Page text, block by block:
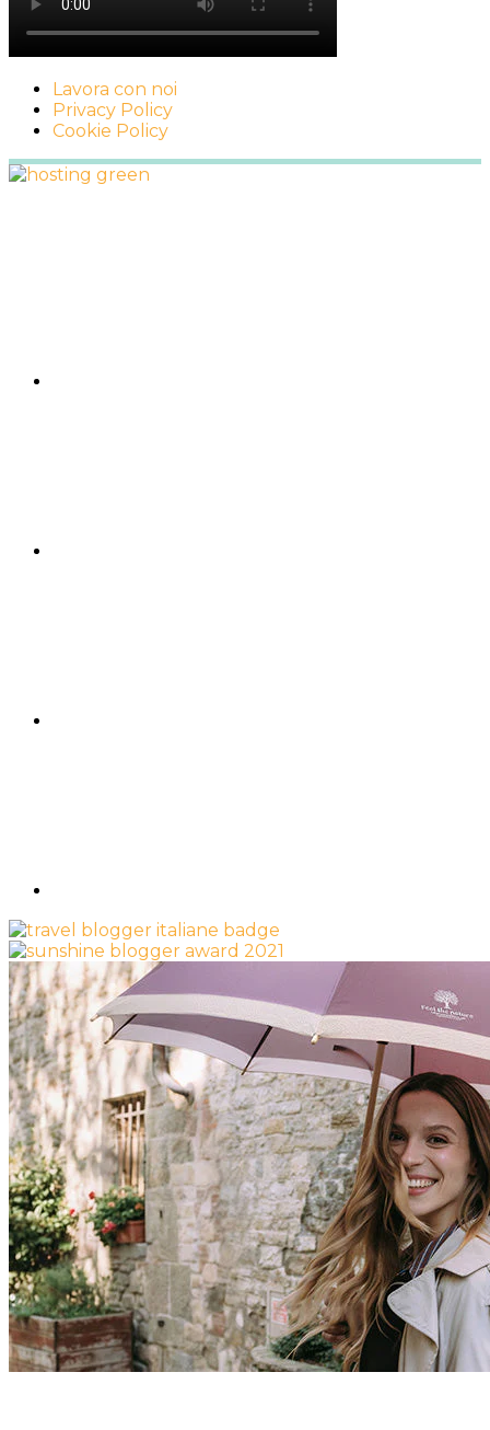
Lavora con noi
Privacy Policy
Cookie Policy
Footer